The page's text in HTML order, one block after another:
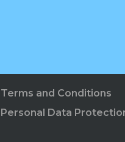
Terms and Conditions
Personal Data